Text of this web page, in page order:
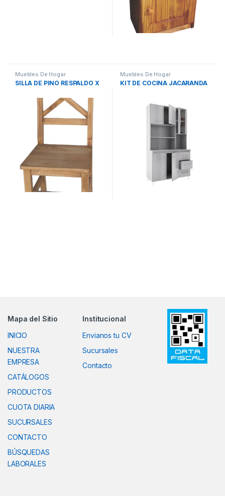
Muebles De Hogar
SILLA DE PINO RESPALDO X
Muebles De Hogar
KIT DE COCINA JACARANDA
Mapa del Sitio
INICIO
NUESTRA
EMPRESA
CATÁLOGOS
PRODUCTOS
CUOTA DIARIA
SUCURSALES
CONTACTO
BÚSQUEDAS
LABORALES
Institucional
Envianos tu CV
Sucursales
Contacto